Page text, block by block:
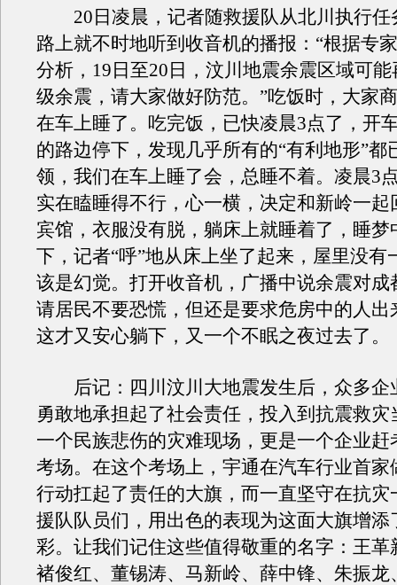
20日凌晨，记者随救援队从北川执行任
路上就不时地听到收音机的播报：“根据专
分析，19日至20日，汶川地震余震区域可
级余震，请大家做好防范。”吃饭时，大家
在车上睡了。吃完饭，已快凌晨3点了，开
的路边停下，发现几乎所有的“有利地形”都
领，我们在车上睡了会，总睡不着。凌晨3
实在瞌睡得不行，心一横，决定和新岭一起
宾馆，衣服没有脱，躺床上就睡着了，睡梦
下，记者“呼”地从床上坐了起来，屋里没有
该是幻觉。打开收音机，广播中说余震对成
请居民不要恐慌，但还是要求危房中的人出
这才又安心躺下，又一个不眠之夜过去了。
后记：四川汶川大地震发生后，众多企
勇敢地承担起了社会责任，投入到抗震救灾
一个民族悲伤的灾难现场，更是一个企业赶
考场。在这个考场上，宇通在汽车行业首家
行动扛起了责任的大旗，而一直坚守在抗灾
援队队员们，用出色的表现为这面大旗增添
彩。让我们记住这些值得敬重的名字：王革
褚俊红、董锡涛、马新岭、薛中锋、朱振龙